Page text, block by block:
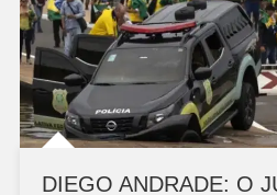
DIEGO ANDRADE: O